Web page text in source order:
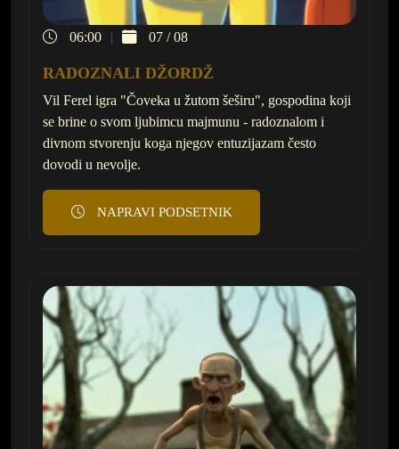
06:00 07 / 08
RADOZNALI DŽORDŽ
Vil Ferel igra "Čoveka u žutom šeširu", gospodina koji
se brine o svom ljubimcu majmunu - radoznalom i
divnom stvorenju koga njegov entuzijazam često
dovodi u nevolje.
NAPRAVI PODSETNIK